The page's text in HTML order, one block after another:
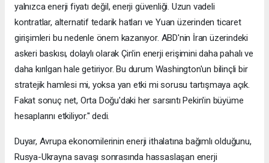
yalnızca enerji fiyatı değil, enerji güvenliği. Uzun vadeli
kontratlar, alternatif tedarik hatları ve Yuan üzerinden ticaret
girişimleri bu nedenle önem kazanıyor. ABD'nin İran üzerindeki
askeri baskısı, dolaylı olarak Çin'in enerji erişimini daha pahalı ve
daha kırılgan hale getiriyor. Bu durum Washington'un bilinçli bir
stratejik hamlesi mi, yoksa yan etki mi sorusu tartışmaya açık.
Fakat sonuç net, Orta Doğu'daki her sarsıntı Pekin'in büyüme
hesaplarını etkiliyor.'' dedi.
Duyar, Avrupa ekonomilerinin enerji ithalatına bağımlı olduğunu,
Rusya-Ukrayna savaşı sonrasında hassaslaşan enerji